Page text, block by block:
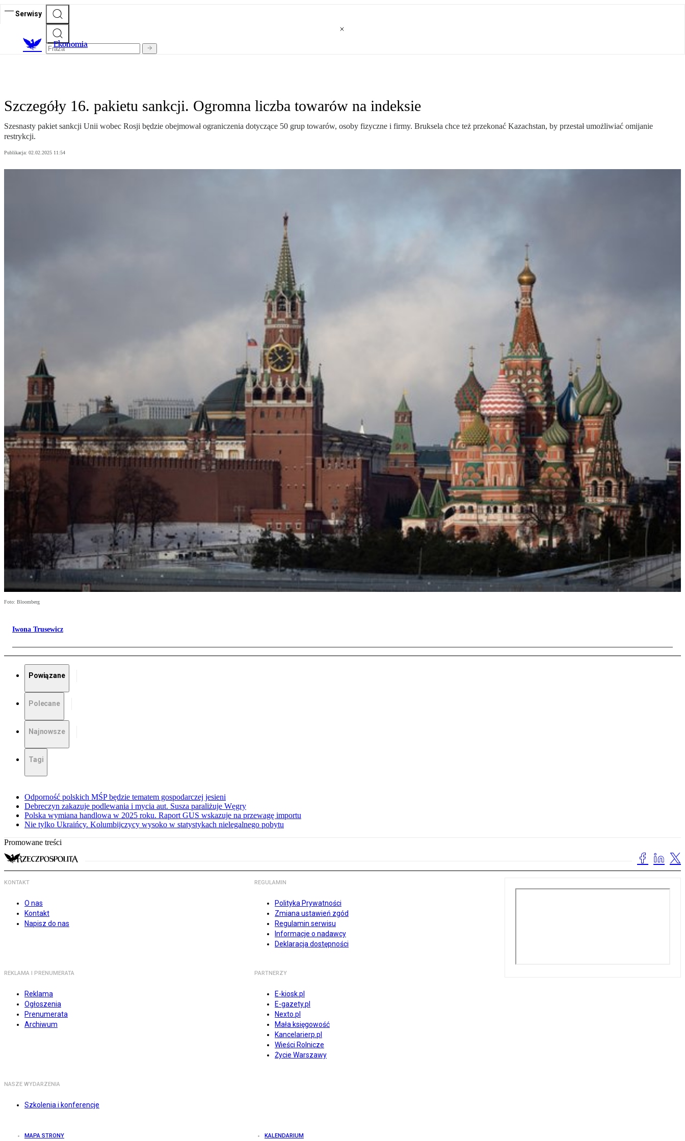
Serwisy
Ekonomia
Szczegóły 16. pakietu sankcji. Ogromna liczba towarów na indeksie
Szesnasty pakiet sankcji Unii wobec Rosji będzie obejmował ograniczenia dotyczące 50 grup towarów, osoby fizyczne i firmy. Bruksela chce też przekonać Kazachstan, by przestał umożliwiać omijanie
restrykcji.
Publikacja: 02.02.2025 11:54
Foto: Bloomberg
Iwona Trusewicz
Powiązane
Polecane
Najnowsze
Tagi
Odporność polskich MŚP będzie tematem gospodarczej jesieni
Debreczyn zakazuje podlewania i mycia aut. Susza paraliżuje Węgry
Polska wymiana handlowa w 2025 roku. Raport GUS wskazuje na przewagę importu
Nie tylko Ukraińcy. Kolumbijczycy wysoko w statystykach nielegalnego pobytu
Promowane treści
KONTAKT
O nas
Kontakt
Napisz do nas
REGULAMIN
Polityka Prywatności
Zmiana ustawień zgód
Regulamin serwisu
Informacje o nadawcy
Deklaracja dostępności
REKLAMA I PRENUMERATA
Reklama
Ogłoszenia
Prenumerata
Archiwum
PARTNERZY
E-kiosk.pl
E-gazety.pl
Nexto.pl
Mała księgowość
Kancelarierp.pl
Wieści Rolnicze
Życie Warszawy
NASZE WYDARZENIA
Szkolenia i konferencje
MAPA STRONY KALENDARIUM